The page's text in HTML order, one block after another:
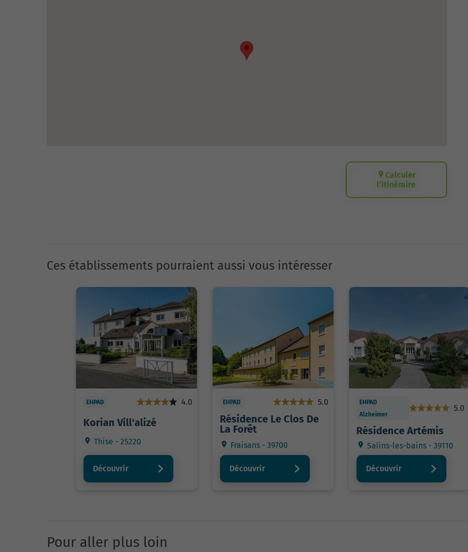
Calculer
l’itinéraire
Ces établissements pourraient aussi vous intéresser
EHPAD 4.0
Korian Vill'alizé
Thise - 25220
Découvrir
EHPAD 5.0
Résidence Le Clos De
La Forêt
Fraisans - 39700
Découvrir
EHPAD
Alzheimer
5.0
Résidence Artémis
Salins-les-bains - 39110
Découvrir
Pour aller plus loin